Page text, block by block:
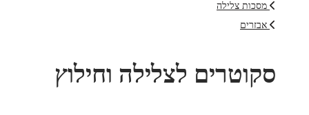
מסכות צלילה
אבזרים
סקוטרים לצלילה וחילוץ